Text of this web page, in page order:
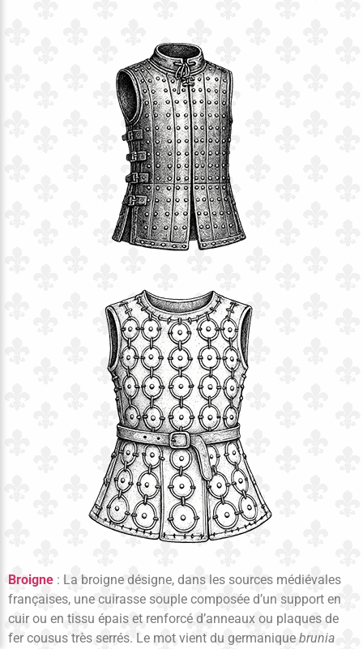
Broigne : La broigne désigne, dans les sources médiévales
françaises, une cuirasse souple composée d’un support en
cuir ou en tissu épais et renforcé d’anneaux ou plaques de
fer cousus très serrés. Le mot vient du germanique brunia